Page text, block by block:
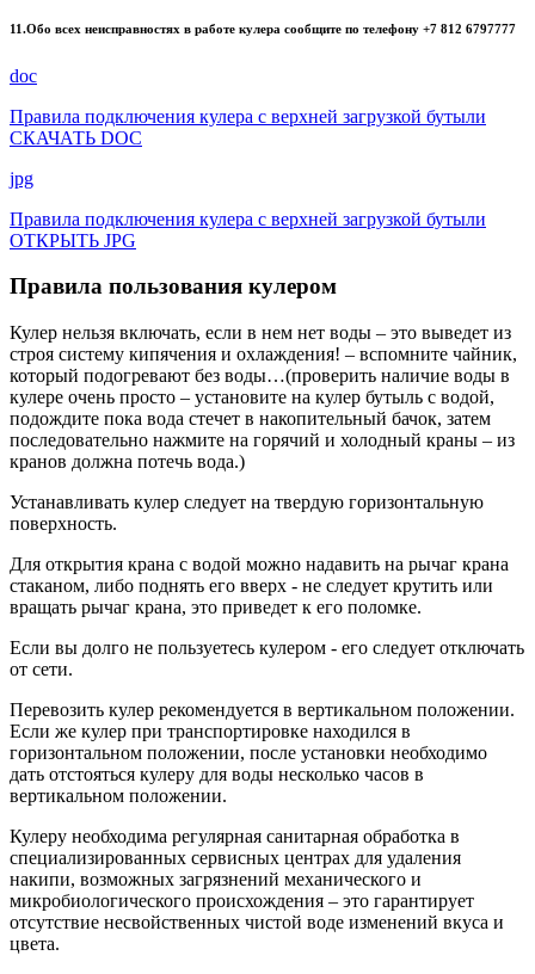
11.Обо всех неисправностях в работе кулера сообщите по телефону +7 812 6797777
doc
Правила подключения кулера с верхней загрузкой бутыли
СКАЧАТЬ DOC
jpg
Правила подключения кулера с верхней загрузкой бутыли
ОТКРЫТЬ JPG
Правила пользования кулером
Кулер нельзя включать, если в нем нет воды – это выведет из
строя систему кипячения и охлаждения! – вспомните чайник,
который подогревают без воды…(проверить наличие воды в
кулере очень просто – установите на кулер бутыль с водой,
подождите пока вода стечет в накопительный бачок, затем
последовательно нажмите на горячий и холодный краны – из
кранов должна потечь вода.)
Устанавливать кулер следует на твердую горизонтальную
поверхность.
Для открытия крана с водой можно надавить на рычаг крана
стаканом, либо поднять его вверх - не следует крутить или
вращать рычаг крана, это приведет к его поломке.
Если вы долго не пользуетесь кулером - его следует отключать
от сети.
Перевозить кулер рекомендуется в вертикальном положении.
Если же кулер при транспортировке находился в
горизонтальном положении, после установки необходимо
дать отстояться кулеру для воды несколько часов в
вертикальном положении.
Кулеру необходима регулярная санитарная обработка в
специализированных сервисных центрах для удаления
накипи, возможных загрязнений механического и
микробиологического происхождения – это гарантирует
отсутствие несвойственных чистой воде изменений вкуса и
цвета.